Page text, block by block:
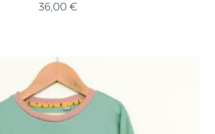
36,00 €